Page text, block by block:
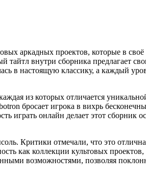
аркадных проектов, которые в
внутри сборника предлагает
в настоящую классику, а каждый
из которых отличается
бросает игрока в вихрь
играть онлайн делает этот сборник
Критики отмечали, что это
как коллекции культовых
возможностями, позволяя